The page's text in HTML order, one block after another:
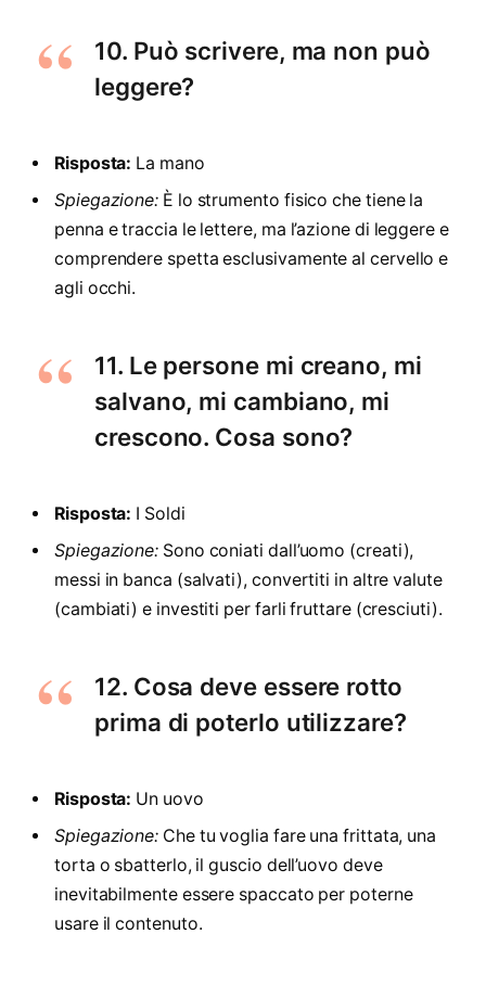
10. Può scrivere, ma non può
leggere?
Risposta: La mano
Spiegazione: È lo strumento fisico che tiene la
penna e traccia le lettere, ma l’azione di leggere e
comprendere spetta esclusivamente al cervello e
agli occhi.
11. Le persone mi creano, mi
salvano, mi cambiano, mi
crescono. Cosa sono?
Risposta: I Soldi
Spiegazione: Sono coniati dall’uomo (creati),
messi in banca (salvati), convertiti in altre valute
(cambiati) e investiti per farli fruttare (cresciuti).
12. Cosa deve essere rotto
prima di poterlo utilizzare?
Risposta: Un uovo
Spiegazione: Che tu voglia fare una frittata, una
torta o sbatterlo, il guscio dell’uovo deve
inevitabilmente essere spaccato per poterne
usare il contenuto.